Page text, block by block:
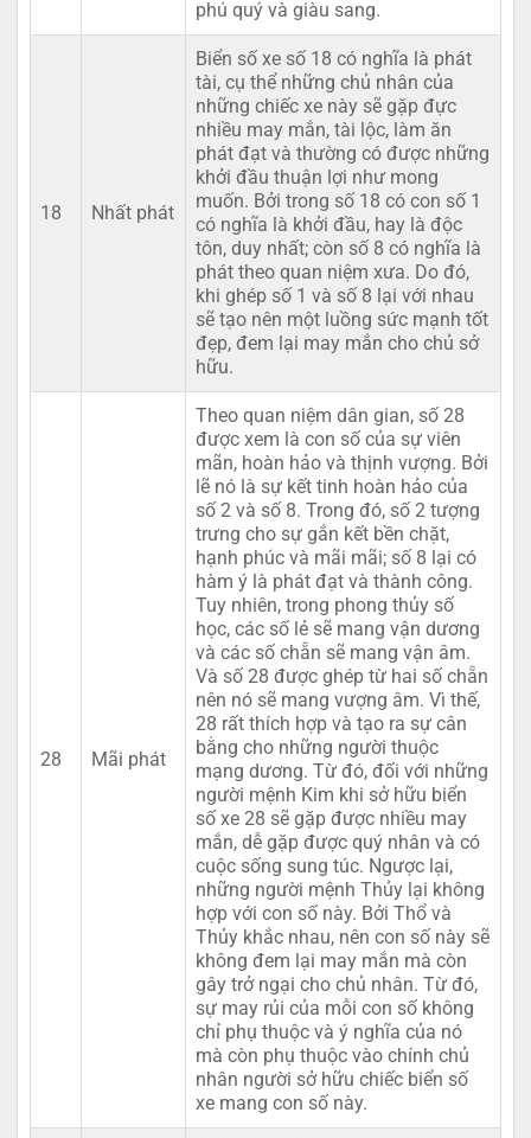
phú quý và giàu sang.
18 Nhất phát
Biển số xe số 18 có nghĩa là phát
tài, cụ thể những chủ nhân của
những chiếc xe này sẽ gặp đực
nhiều may mắn, tài lộc, làm ăn
phát đạt và thường có được những
khởi đầu thuận lợi như mong
muốn. Bởi trong số 18 có con số 1
có nghĩa là khởi đầu, hay là độc
tôn, duy nhất; còn số 8 có nghĩa là
phát theo quan niệm xưa. Do đó,
khi ghép số 1 và số 8 lại với nhau
sẽ tạo nên một luồng sức mạnh tốt
đẹp, đem lại may mắn cho chủ sở
hữu.
28 Mãi phát
Theo quan niệm dân gian, số 28
được xem là con số của sự viên
mãn, hoàn hảo và thịnh vượng. Bởi
lẽ nó là sự kết tinh hoàn hảo của
số 2 và số 8. Trong đó, số 2 tượng
trưng cho sự gắn kết bền chặt,
hạnh phúc và mãi mãi; số 8 lại có
hàm ý là phát đạt và thành công.
Tuy nhiên, trong phong thủy số
học, các số lẻ sẽ mang vận dương
và các số chẵn sẽ mang vận âm.
Và số 28 được ghép từ hai số chẵn
nên nó sẽ mang vượng âm. Vì thế,
28 rất thích hợp và tạo ra sự cân
bằng cho những người thuộc
mạng dương. Từ đó, đối với những
người mệnh Kim khi sở hữu biển
số xe 28 sẽ gặp được nhiều may
mắn, dễ gặp được quý nhân và có
cuộc sống sung túc. Ngược lại,
những người mệnh Thủy lại không
hợp với con số này. Bởi Thổ và
Thủy khắc nhau, nên con số này sẽ
không đem lại may mắn mà còn
gây trở ngại cho chủ nhân. Từ đó,
sự may rủi của mỗi con số không
chỉ phụ thuộc và ý nghĩa của nó
mà còn phụ thuộc vào chính chủ
nhân người sở hữu chiếc biển số
xe mang con số này.